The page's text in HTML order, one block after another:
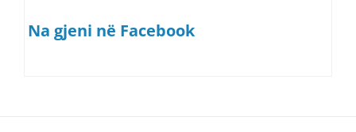
Na gjeni në Facebook